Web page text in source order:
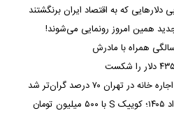
همراه با مادرش
تهران ۷۰ درصد گران‌تر شد
آغاز ثبت نام سایپا از امروز ۱۷ مرداد ۱۴۰۵؛ کوییک S با ۵۰۰ میلیون تومان